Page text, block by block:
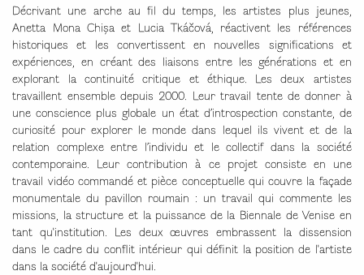
Décrivant une arche au fil du temps, les artistes plus jeunes,
Anetta Mona Chișa et Lucia Tkáčová, réactivent les références
historiques et les convertissent en nouvelles significations et
expériences, en créant des liaisons entre les générations et en
explorant la continuité critique et éthique. Les deux artistes
travaillent ensemble depuis 2000. Leur travail tente de donner à
une conscience plus globale un état d’introspection constante, de
curiosité pour explorer le monde dans lequel ils vivent et de la
relation complexe entre l’individu et le collectif dans la société
contemporaine. Leur contribution à ce projet consiste en une
travail vidéo commandé et pièce conceptuelle qui couvre la façade
monumentale du pavillon roumain : un travail qui commente les
missions, la structure et la puissance de la Biennale de Venise en
tant qu'institution. Les deux œuvres embrassent la dissension
dans le cadre du conflit intérieur qui définit la position de l'artiste
dans la société d'aujourd'hui.